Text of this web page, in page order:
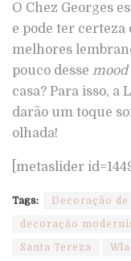
O Chez Georges
e pode ter certeza
melhores
pouco desse mood
casa? Para isso, a
darão um toque
olhada!
[metaslider
Tags: Decoração
decoração
Santa Tereza